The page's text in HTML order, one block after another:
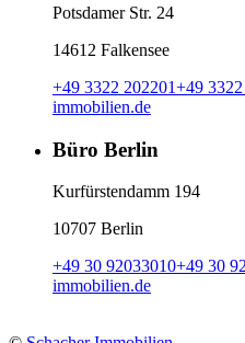
Potsdamer Str. 24
14612 Falkensee
+49 3322 202201+49
immobilien.de
Büro Berlin
Kurfürstendamm 194
10707 Berlin
+49 30 92033010+49 30
immobilien.de